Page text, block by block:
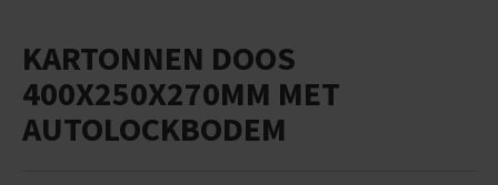
KARTONNEN DOOS
400X250X270MM MET
AUTOLOCKBODEM